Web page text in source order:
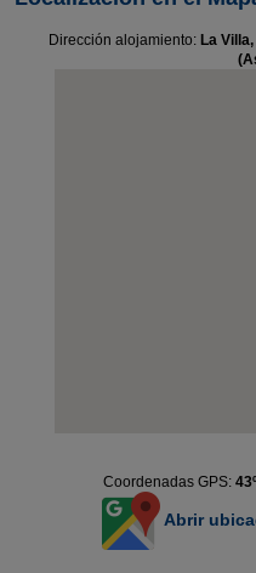
Dirección alojamiento: La
Coordenadas GPS:
Abrir